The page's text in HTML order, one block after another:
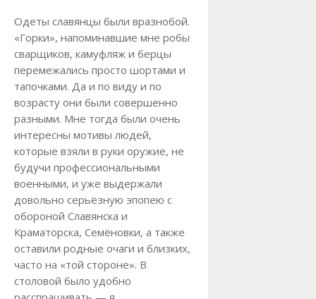
Одеты славянцы были вразнобой.
«Горки», напоминавшие мне робы
сварщиков, камуфляж и берцы
перемежались просто шортами и
тапочками. Да и по виду и по
возрасту они были совершенно
разными. Мне тогда были очень
интересны мотивы людей,
которые взяли в руки оружие, не
будучи профессиональными
военными, и уже выдержали
довольно серьёзную эпопею с
обороной Славянска и
Краматорска, Семёновки, а также
оставили родные очаги и близких,
часто на «той стороне». В
столовой было удобно